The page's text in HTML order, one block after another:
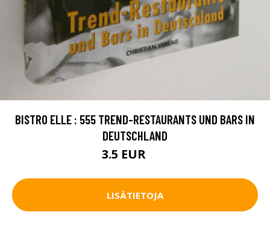
BISTRO ELLE : 555 TREND-RESTAURANTS UND BARS IN
DEUTSCHLAND
3.5 EUR
LISÄTIETOJA